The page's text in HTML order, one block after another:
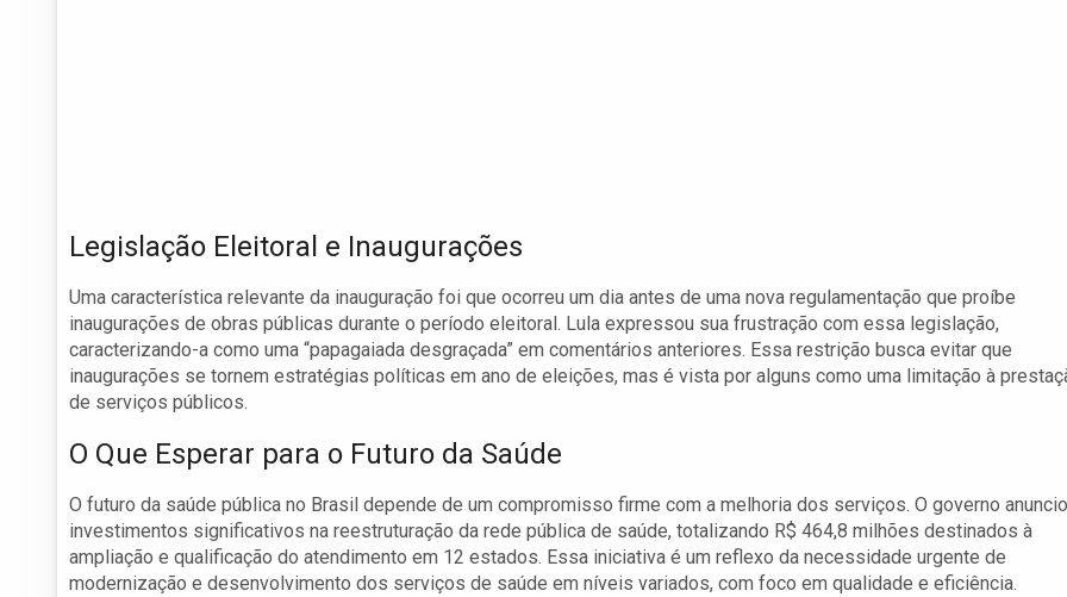
Legislação Eleitoral e Inaugurações
Uma característica relevante da inauguração foi que ocorreu um dia antes de uma nova regulamentação que proíbe
inaugurações de obras públicas durante o período eleitoral. Lula expressou sua frustração com essa legislação,
caracterizando-a como uma “papagaiada desgraçada” em comentários anteriores. Essa restrição busca evitar que
inaugurações se tornem estratégias políticas em ano de eleições, mas é vista por alguns como uma limitação à
de serviços públicos.
O Que Esperar para o Futuro da Saúde
O futuro da saúde pública no Brasil depende de um compromisso firme com a melhoria dos serviços. O governo
investimentos significativos na reestruturação da rede pública de saúde, totalizando R$ 464,8 milhões destinados à
ampliação e qualificação do atendimento em 12 estados. Essa iniciativa é um reflexo da necessidade urgente de
modernização e desenvolvimento dos serviços de saúde em níveis variados, com foco em qualidade e eficiência.